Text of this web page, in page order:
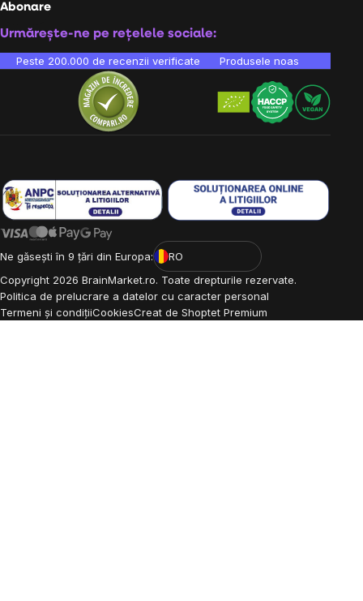
Abonare
Urmărește-ne pe rețelele sociale:
Peste 200.000 de recenzii verificate Produsele noastre sunt
Ne găsești în 9 țări din Europa:
RO
Copyright 2026 BrainMarket.ro. Toate drepturile rezervate.
Politica de prelucrare a datelor cu caracter personal
Termeni și condițiiCookiesCreat de Shoptet Premium